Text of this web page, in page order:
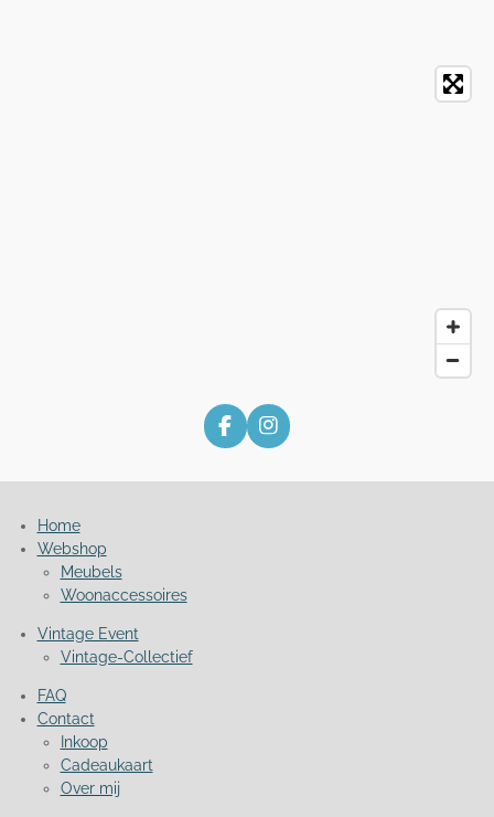
F
a
I
n
Home
Webshop
Meubels
Woonaccessoires
Vintage Event
Vintage-Collectief
FAQ
Contact
Inkoop
Cadeaukaart
Over mij